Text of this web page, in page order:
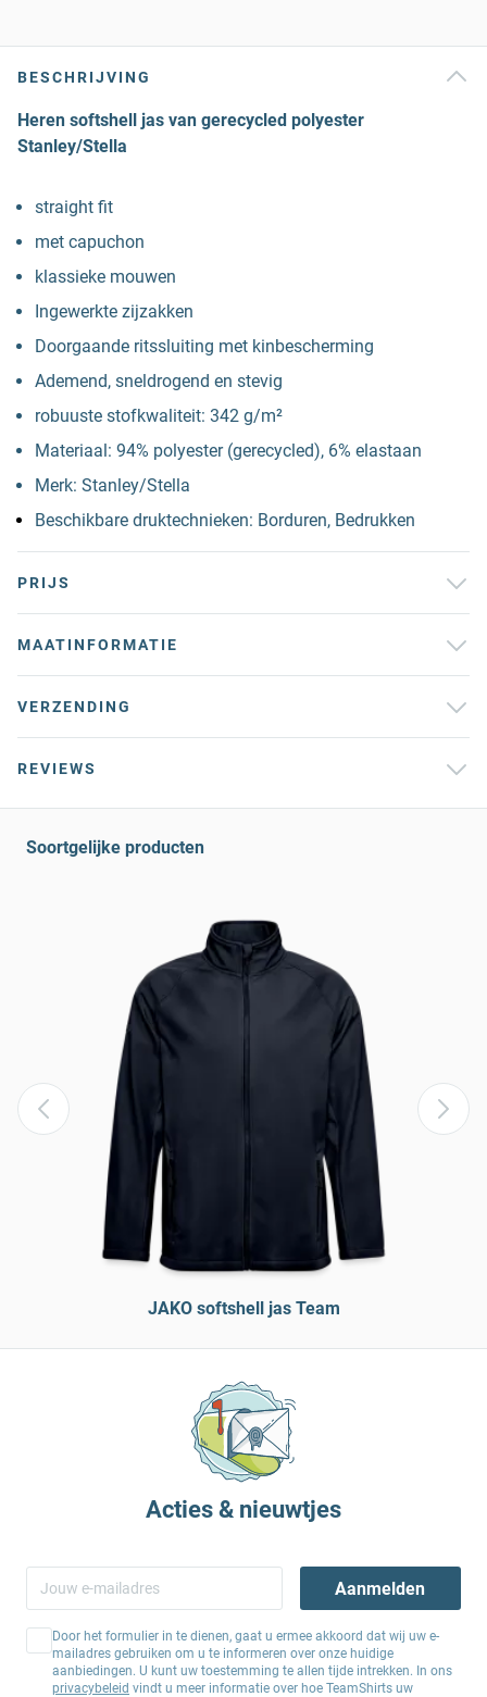
BESCHRIJVING
Heren softshell jas van gerecycled polyester
Stanley/Stella
straight fit
met capuchon
klassieke mouwen
Ingewerkte zijzakken
Doorgaande ritssluiting met kinbescherming
Ademend, sneldrogend en stevig
robuuste stofkwaliteit: 342 g/m²
Materiaal: 94% polyester (gerecycled), 6% elastaan
Merk: Stanley/Stella
Beschikbare druktechnieken: Borduren, Bedrukken
PRIJS
MAATINFORMATIE
VERZENDING
REVIEWS
Soortgelijke producten
JAKO softshell jas Team
Acties & nieuwtjes
Aanmelden
Door het formulier in te dienen, gaat u ermee akkoord dat wij uw e-
mailadres gebruiken om u te informeren over onze huidige
aanbiedingen. U kunt uw toestemming te allen tijde intrekken. In ons
privacybeleid vindt u meer informatie over hoe TeamShirts uw